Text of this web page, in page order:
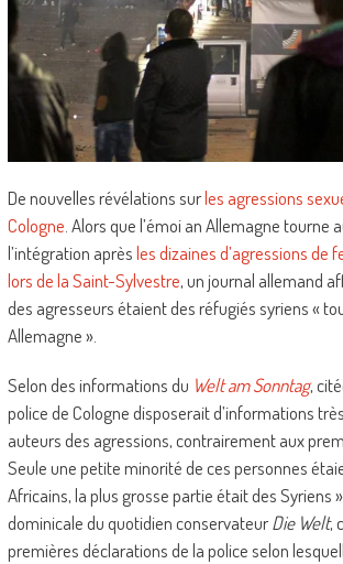
De nouvelles révélations surles agressions
Cologne . Alors que l’émoi an Allemagne tourne
l’intégration aprèsles dizaines d’agressions de
lors de la Saint-Sylvestre, un journal allemand
des agresseurs étaient des réfugiés syriens «
Allemagne ».
Selon des informations du Welt am Sonntag,
police de Cologne disposerait d’informations
auteurs des agressions, contrairement aux
Seule une petite minorité de ces personnes
Africains, la plus grosse partie était des Syriens
dominicale du quotidien conservateurDie Welt,
premières déclarations de la police selon